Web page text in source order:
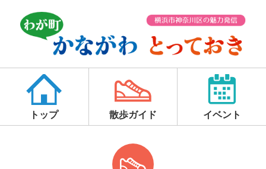
トップ 散歩ガイド イベント